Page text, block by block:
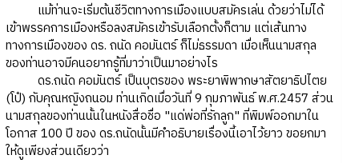
แม้ท่านจะเริ่มต้นชีวิตทางการเมืองแบบสมัครเล่น ด้วยว่าไม่ได้
เข้าพรรคการเมืองหรือลงสมัครเข้ารับเลือกตั้งก็ตาม แต่เส้นทาง
ทางการเมืองของ ดร. ถนัด คอมันตร์ ก็ไม่ธรรมดา เมื่อเห็นนามสกุล
ของท่านอาจมีคนอยากรู้ที่มาว่าเป็นมาอย่างไร
ดร.ถนัด คอมันตร์ เป็นบุตรของ พระยาพิพากษาสัตยาธิปไตย
(โป๋) กับคุณหญิงถนอม ท่านเกิดเมื่อวันที่ 9 กุมภาพันธ์ พ.ศ.2457 ส่วน
นามสกุลของท่านนั้นในหนังสื่อชื่อ "แด่พ่อที่รักลูก" ที่พิมพ์ออกมาใน
โอกาส 100 ปี ของ ดร.ถนัดนั้นมีคำอธิบายเรื่องนี้เอาไว้ยาว ขอยกมา
ให้ดูเพียงส่วนเดียวว่า